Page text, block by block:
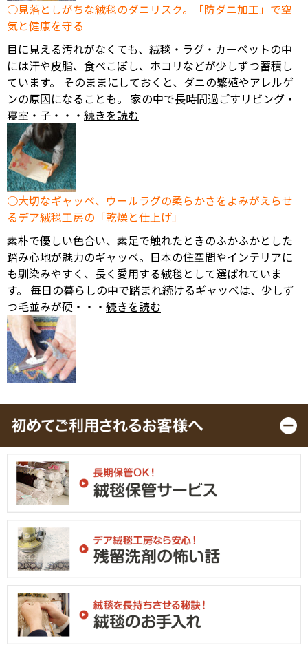
見落としがちな絨毯のダニリスク。「防ダニ加工」で空
気と健康を守る
目に見える汚れがなくても、絨毯・ラグ・カーペットの中
には汗や皮脂、食べこぼし、ホコリなどが少しずつ蓄積し
ています。 そのままにしておくと、ダニの繁殖やアレルゲ
ンの原因になることも。 家の中で長時間過ごすリビング・
寝室・子・・・ 続きを読む
大切なギャッベ、ウールラグの柔らかさをよみがえらせ
るデア絨毯工房の「乾燥と仕上げ」
素朴で優しい色合い、素足で触れたときのふかふかとした
踏み心地が魅力のギャッベ。日本の住空間やインテリアに
も馴染みやすく、長く愛用する絨毯として選ばれていま
す。 毎日の暮らしの中で踏まれ続けるギャッベは、少しず
つ毛並みが硬・・・ 続きを読む